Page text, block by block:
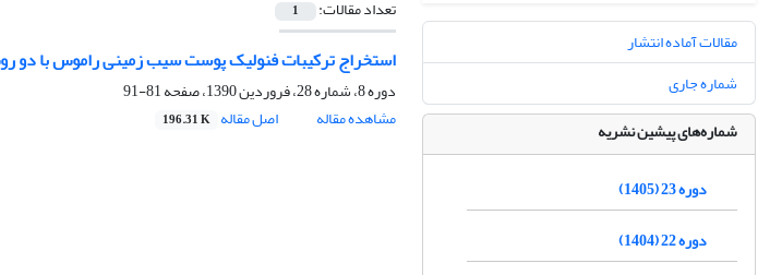
تعداد مقالات: 1
استخراج ترکیبات فنولیک پوست سیب زمینی راموس با دو
دوره 8، شماره 28، فروردین 1390، صفحه
81-91
مشاهده مقاله
اصل مقاله 196.31 K
مقالات آماده انتشار
شماره جاری
شماره‌های پیشین نشریه
دوره 23 (1405)
دوره 22 (1404)